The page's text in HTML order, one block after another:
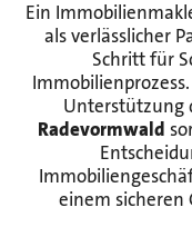
Ein
als verlässlicher
Schritt für
Unterstützung
Radevormwald
einem sicheren